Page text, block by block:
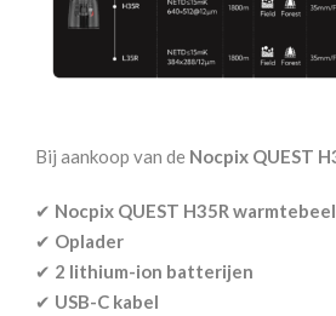
Bij aankoop van de Nocpix QUEST
✔ Nocpix QUEST H35R
✔ Oplader
✔ 2 lithium-ion batterijen
✔ USB-C kabel